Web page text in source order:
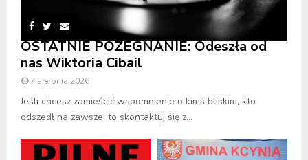
OSTATNIE POŻEGNANIE: Odeszła od
nas Wiktoria Cibail
7 sierpnia 2026
Jeśli chcesz zamieścić wspomnienie o kimś bliskim, kto
odszedł na zawsze, to skontaktuj się z...